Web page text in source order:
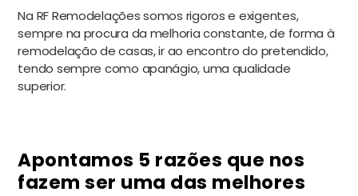
Na RF Remodelações somos rigoros e exigentes,
sempre na procura da melhoria constante, de forma à
remodelação de casas, ir ao encontro do pretendido,
tendo sempre como apanágio, uma qualidade
superior.
Apontamos 5 razões que nos
fazem ser uma das melhores